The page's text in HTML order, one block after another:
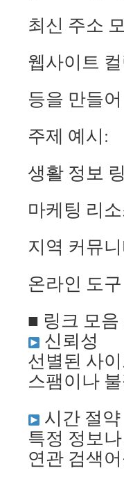
최신 주소
웹사이트
등을 만들
주제 예시:
생활 정보
마케팅 리
지역 커뮤
온라인 도
■ 링크 모
신뢰성
선별된 사
스팸이나
시간 절약
특정 정보
연관 검색